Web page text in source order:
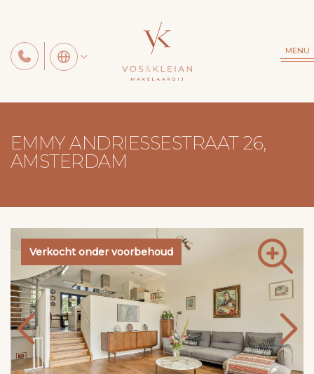
MENU
EMMY ANDRIESSESTRAAT 26,
AMSTERDAM
Verkocht onder voorbehoud